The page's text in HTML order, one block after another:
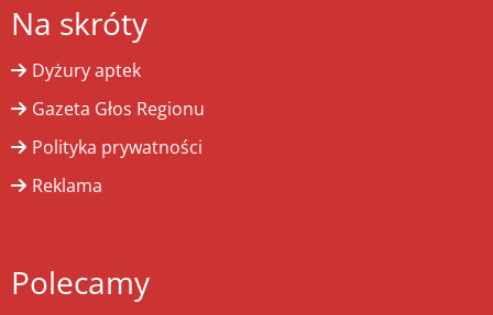
Na skróty
Dyżury aptek
Gazeta Głos Regionu
Polityka prywatności
Reklama
Polecamy